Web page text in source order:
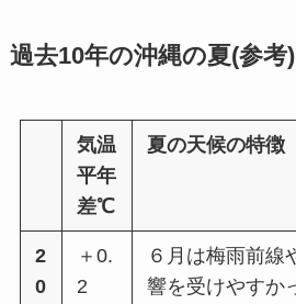
過去10年の沖縄の夏(参考)
気温
平年
差℃
夏の天候の特徴
2
0
＋0.
2
６⽉は梅⾬前線
響を受けやすか